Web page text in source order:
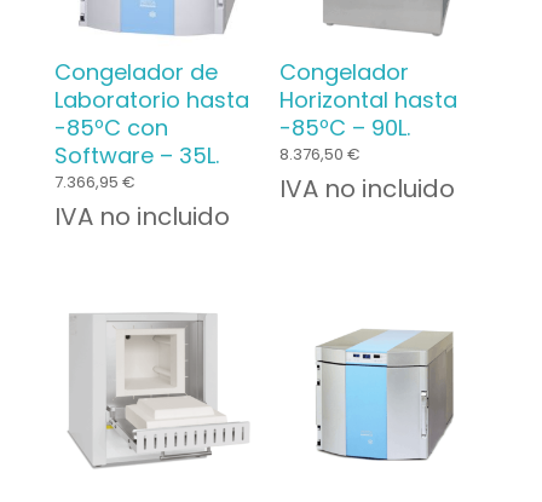
Congelador de
Laboratorio hasta
-85ºC con
Software – 35L.
7.366,95 €
IVA no incluido
Congelador
Horizontal hasta
-85ºC – 90L.
8.376,50€
IVA no incluido